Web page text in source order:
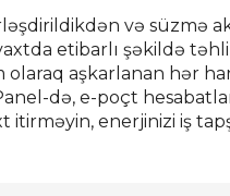
və süzmə
etibarlı şəkildə
aşkarlanan hər
də, e-poçt
enerjinizi iş